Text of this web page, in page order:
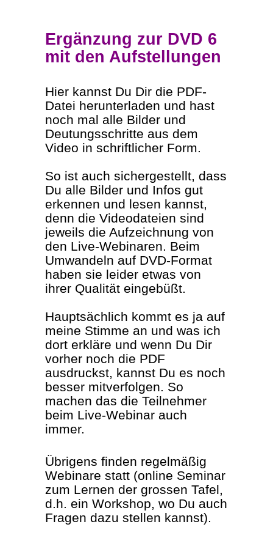
Ergänzung zur DVD 6
mit den Aufstellungen
Hier kannst Du Dir die PDF-
Datei herunterladen und hast
noch mal alle Bilder und
Deutungsschritte aus dem
Video in schriftlicher Form.
So ist auch sichergestellt, dass
Du alle Bilder und Infos gut
erkennen und lesen kannst,
denn die Videodateien sind
jeweils die Aufzeichnung von
den Live-Webinaren. Beim
Umwandeln auf DVD-Format
haben sie leider etwas von
ihrer Qualität eingebüßt.
Hauptsächlich kommt es ja auf
meine Stimme an und was ich
dort erkläre und wenn Du Dir
vorher noch die PDF
ausdruckst, kannst Du es noch
besser mitverfolgen. So
machen das die Teilnehmer
beim Live-Webinar auch
immer.
Übrigens finden regelmäßig
Webinare statt (online Seminar
zum Lernen der grossen Tafel,
d.h. ein Workshop, wo Du auch
Fragen dazu stellen kannst).